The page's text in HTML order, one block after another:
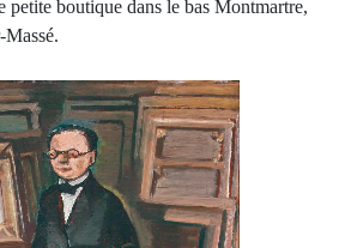
petite boutique dans le bas Montmartre,